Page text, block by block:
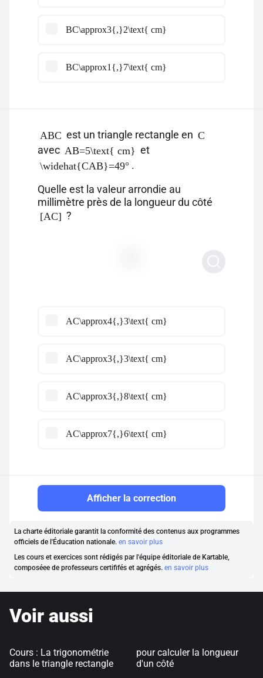
BC\approx3{,}2\text{ cm}
BC\approx1{,}7\text{ cm}
ABC est un triangle rectangle en C
avec AB=5\text{ cm} et
\widehat{CAB}=49° .
Quelle est la valeur arrondie au
millimètre près de la longueur du côté
[AC] ?
AC\approx4{,}3\text{ cm}
AC\approx3{,}3\text{ cm}
AC\approx3{,}8\text{ cm}
AC\approx7{,}6\text{ cm}
Afficher la correction
La charte éditoriale garantit la conformité des contenus aux programmes
officiels de l'Éducation nationale. en savoir plus
Les cours et exercices sont rédigés par l'équipe éditoriale de Kartable,
composéee de professeurs certififés et agrégés. en savoir plus
Voir aussi
Cours : La trigonométrie
dans le triangle rectangle
pour calculer la longueur
d'un côté